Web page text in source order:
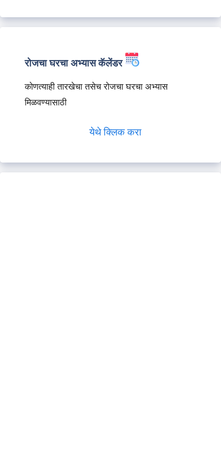
रोजचा घरचा अभ्यास कॅलेंडर
कोणत्याही तारखेचा तसेच रोजचा घरचा अभ्यास
मिळवण्यासाठी
येथे क्लिक करा